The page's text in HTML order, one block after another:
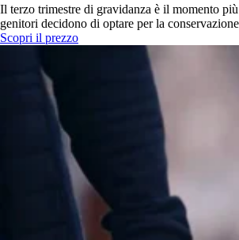
Il terzo trimestre di gravidanza è il momento
genitori decidono di optare per la
Scopri il prezzo